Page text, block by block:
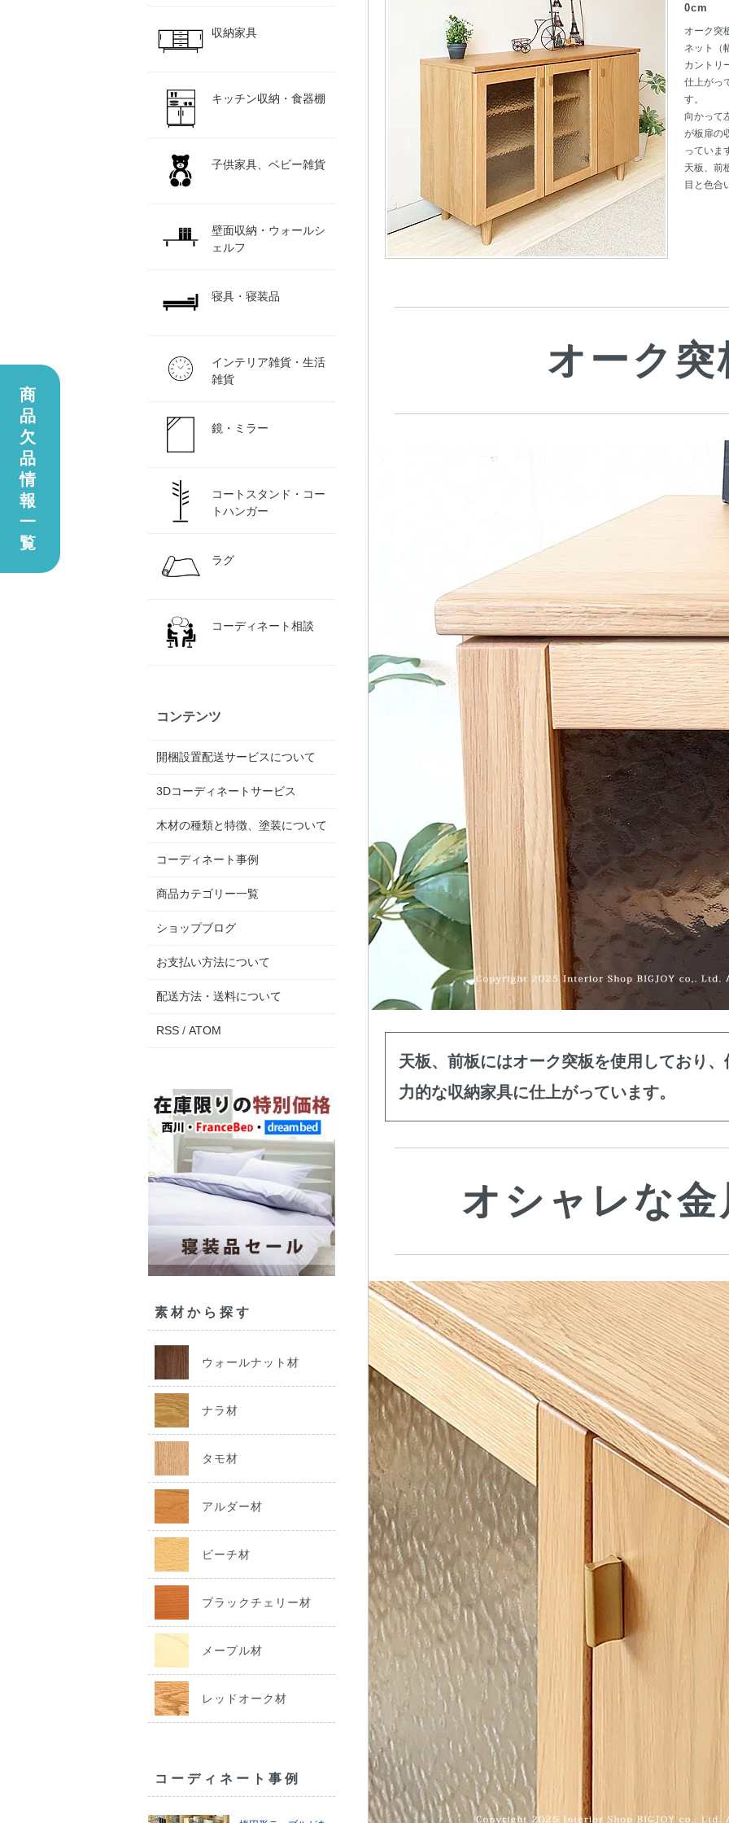
0cm
オーク突
ネット（
カントリ
仕上がっ
す。
向かって
が板扉の
っていま
天板、前
目と色合
オーク突
天板、前板にはオーク突板を使用しており
力的な収納家具に仕上がっています。
オシャレな
収納家具
キッチン収納・食器棚
子供家具、ベビー雑貨
壁面収納・ウォールシ
ェルフ
寝具・寝装品
インテリア雑貨・生活
雑貨
鏡・ミラー
コートスタンド・コー
トハンガー
ラグ
コーディネート相談
コンテンツ
開梱設置配送サービスについて
3Dコーディネートサービス
木材の種類と特徴、塗装について
コーディネート事例
商品カテゴリー一覧
ショップブログ
お支払い方法について
配送方法・送料について
RSS / ATOM
素材から探す
ウォールナット材
ナラ材
タモ材
アルダー材
ビーチ材
ブラックチェリー材
メープル材
レッドオーク材
コーディネート事例
商
品
欠
品
情
報
一
覧